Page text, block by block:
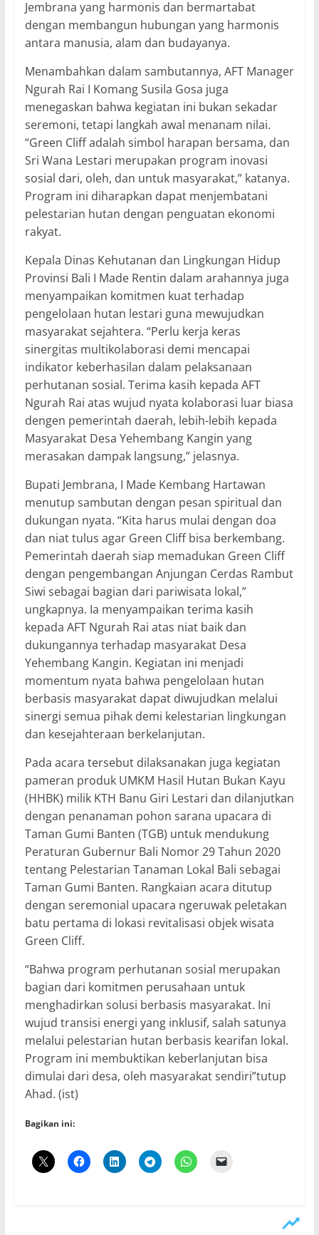
Jembrana yang harmonis dan bermartabat
dengan membangun hubungan yang harmonis
antara manusia, alam dan budayanya.
Menambahkan dalam sambutannya, AFT Manager
Ngurah Rai I Komang Susila Gosa juga
menegaskan bahwa kegiatan ini bukan sekadar
seremoni, tetapi langkah awal menanam nilai.
“Green Cliff adalah simbol harapan bersama, dan
Sri Wana Lestari merupakan program inovasi
sosial dari, oleh, dan untuk masyarakat,” katanya.
Program ini diharapkan dapat menjembatani
pelestarian hutan dengan penguatan ekonomi
rakyat.
Kepala Dinas Kehutanan dan Lingkungan Hidup
Provinsi Bali I Made Rentin dalam arahannya juga
menyampaikan komitmen kuat terhadap
pengelolaan hutan lestari guna mewujudkan
masyarakat sejahtera. “Perlu kerja keras
sinergitas multikolaborasi demi mencapai
indikator keberhasilan dalam pelaksanaan
perhutanan sosial. Terima kasih kepada AFT
Ngurah Rai atas wujud nyata kolaborasi luar biasa
dengen pemerintah daerah, lebih-lebih kepada
Masyarakat Desa Yehembang Kangin yang
merasakan dampak langsung,” jelasnya.
Bupati Jembrana, I Made Kembang Hartawan
menutup sambutan dengan pesan spiritual dan
dukungan nyata. “Kita harus mulai dengan doa
dan niat tulus agar Green Cliff bisa berkembang.
Pemerintah daerah siap memadukan Green Cliff
dengan pengembangan Anjungan Cerdas Rambut
Siwi sebagai bagian dari pariwisata lokal,”
ungkapnya. Ia menyampaikan terima kasih
kepada AFT Ngurah Rai atas niat baik dan
dukungannya terhadap masyarakat Desa
Yehembang Kangin. Kegiatan ini menjadi
momentum nyata bahwa pengelolaan hutan
berbasis masyarakat dapat diwujudkan melalui
sinergi semua pihak demi kelestarian lingkungan
dan kesejahteraan berkelanjutan.
Pada acara tersebut dilaksanakan juga kegiatan
pameran produk UMKM Hasil Hutan Bukan Kayu
(HHBK) milik KTH Banu Giri Lestari dan dilanjutkan
dengan penanaman pohon sarana upacara di
Taman Gumi Banten (TGB) untuk mendukung
Peraturan Gubernur Bali Nomor 29 Tahun 2020
tentang Pelestarian Tanaman Lokal Bali sebagai
Taman Gumi Banten. Rangkaian acara ditutup
dengan seremonial upacara ngeruwak peletakan
batu pertama di lokasi revitalisasi objek wisata
Green Cliff.
“Bahwa program perhutanan sosial merupakan
bagian dari komitmen perusahaan untuk
menghadirkan solusi berbasis masyarakat. Ini
wujud transisi energi yang inklusif, salah satunya
melalui pelestarian hutan berbasis kearifan lokal.
Program ini membuktikan keberlanjutan bisa
dimulai dari desa, oleh masyarakat sendiri”tutup
Ahad. (ist)
Bagikan ini: